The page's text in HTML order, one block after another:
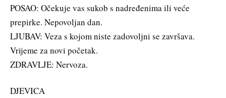
POSAO: Očekuje vas sukob s nadređenima ili veće
prepirke. Nepovoljan dan.
LJUBAV: Veza s kojom niste zadovoljni se završava.
Vrijeme za novi početak.
ZDRAVLJE: Nervoza.
DJEVICA